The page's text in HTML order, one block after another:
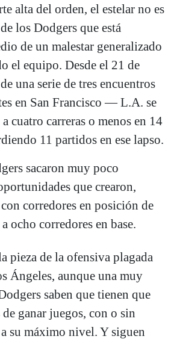
alta del orden, el estelar no es
los Dodgers que está
de un malestar generalizado
el equipo. Desde el 21 de
una serie de tres encuentros
en San Francisco — L.A. se
cuatro carreras o menos en 14
11 partidos en ese lapso.
sacaron muy poco
que crearon,
corredores en posición de
ocho corredores en base.
pieza de la ofensiva plagada
Ángeles, aunque una muy
saben que tienen que
ganar juegos, con o sin
su máximo nivel. Y siguen